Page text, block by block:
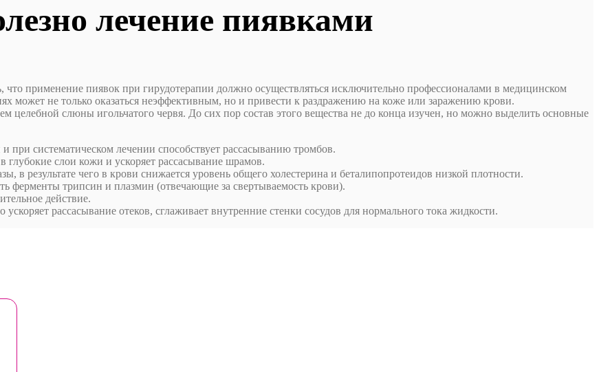
лечение пиявками
что применение пиявок при гирудотерапии должно осуществляться исключительно профессионалами в медицинском
может не только оказаться неэффективным, но и привести к раздражению на коже или заражению крови.
целебной слюны игольчатого червя. До сих пор состав этого вещества не до конца изучен, но можно выделить основные
при систематическом лечении способствует рассасыванию тромбов.
слои кожи и ускоряет рассасывание шрамов.
результате чего в крови снижается уровень общего холестерина и беталипопротеидов низкой плотности.
ферменты трипсин и плазмин (отвечающие за свертываемость крови).
действие.
рассасывание отеков, сглаживает внутренние стенки сосудов для нормального тока жидкости.